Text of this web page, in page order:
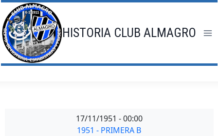
Saltar
al
contenido
HISTORIA CLUB ALMAGRO
17/11/1951 - 00:00
1951 - PRIMERA B